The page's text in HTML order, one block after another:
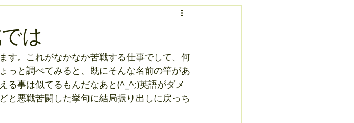
は
す。これがなかなか苦戦する仕事でして、何
っと調べてみると、既にそんな名前の竿があ
る事は似てるもんだなあと(^_^;)英語がダメ
と悪戦苦闘した挙句に結局振り出しに戻っち